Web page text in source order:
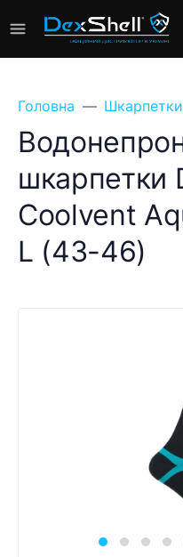
Головна Шкарпетки
шкарпетки
Coolvent
L (43-46)